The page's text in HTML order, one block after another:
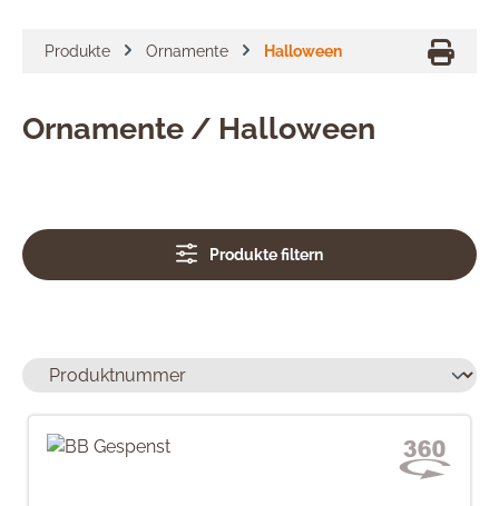
Produkte Ornamente Halloween
Ornamente / Halloween
Produkte filtern